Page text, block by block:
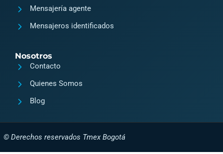
Mensajería agente
Mensajeros identificados
Nosotros
Contacto
Quienes Somos
Blog
© Derechos reservados Tmex Bogotá